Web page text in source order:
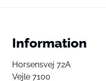
Information
Horsensvej 72A
Vejle 7100